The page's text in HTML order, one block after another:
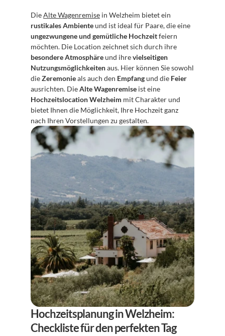
Die Alte Wagenremise
rustikales Ambiente
ungezwungene und gemütliche Hochzeit feiern
besondere Atmosphäre und ihre vielseitigen
Nutzungsmöglichkeiten aus. Hier können Sie sowohl
die Zeremonie als auch den Empfang und die Feier
ausrichten. Die Alte Wagenremise
Hochzeitslocation Welzheim mit Charakter und
bietet Ihnen die Möglichkeit, Ihre Hochzeit ganz
nach Ihren Vorstellungen zu gestalten.
Hochzeitsplanung in Welzheim:
Checkliste für den perfekten Tag